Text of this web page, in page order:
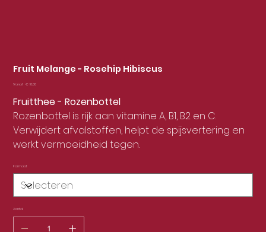
Fruit Melange - Rosehip Hibiscus
Vanaf Prijs
€ 10,00
Fruitthee - Rozenbottel
Rozenbottel is rijk aan vitamine A, B1, B2 en C.
Verwijdert afvalstoffen, helpt de spijsvertering en
werkt vermoeidheid tegen.
Formaat
Aantal